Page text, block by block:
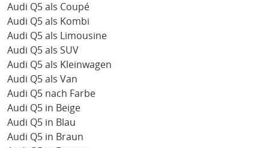
Audi Q5 als Coupé
Audi Q5 als Kombi
Audi Q5 als Limousine
Audi Q5 als SUV
Audi Q5 als Kleinwagen
Audi Q5 als Van
Audi Q5 nach Farbe
Audi Q5 in Beige
Audi Q5 in Blau
Audi Q5 in Braun